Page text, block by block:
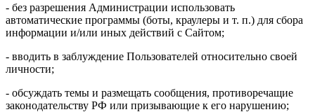
- без разрешения Администрации использовать
автоматические программы (боты, краулеры и т. п.) для сбора
информации и/или иных действий с Сайтом;
- вводить в заблуждение Пользователей относительно своей
личности;
- обсуждать темы и размещать сообщения, противоречащие
законодательству РФ или призывающие к его нарушению;